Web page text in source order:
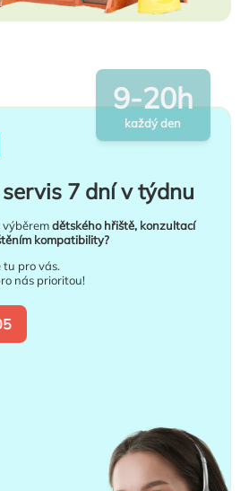
7 dní v týdnu
dětského hřiště, konzultací
kompatibility?
tu pro vás.
nás prioritou!
9-20h
každý den